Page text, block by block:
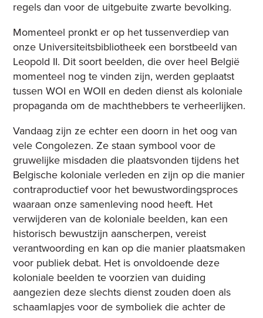
regels dan voor de uitgebuite zwarte bevolking.
Momenteel pronkt er op het tussenverdiep van
onze Universiteitsbibliotheek een borstbeeld van
Leopold II. Dit soort beelden, die over heel België
momenteel nog te vinden zijn, werden geplaatst
tussen WOI en WOII en deden dienst als koloniale
propaganda om de machthebbers te verheerlijken.
Vandaag zijn ze echter een doorn in het oog van
vele Congolezen. Ze staan symbool voor de
gruwelijke misdaden die plaatsvonden tijdens het
Belgische koloniale verleden en zijn op die manier
contraproductief voor het bewustwordingsproces
waaraan onze samenleving nood heeft. Het
verwijderen van de koloniale beelden, kan een
historisch bewustzijn aanscherpen, vereist
verantwoording en kan op die manier plaatsmaken
voor publiek debat. Het is onvoldoende deze
koloniale beelden te voorzien van duiding
aangezien deze slechts dienst zouden doen als
schaamlapjes voor de symboliek die achter de